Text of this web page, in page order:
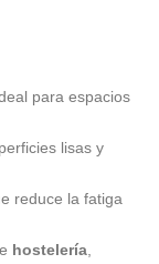
para espacios
lisas y
reduce la fatiga
hostelería